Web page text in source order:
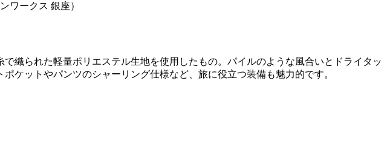
ワークス 銀座）
織られた軽量ポリエステル生地を使用したもの。パイルのような風合いとドライタッ
ケットやパンツのシャーリング仕様など、旅に役立つ装備も魅力的です。